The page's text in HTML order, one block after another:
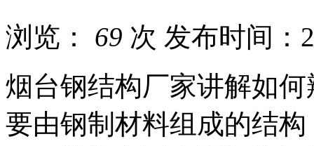
浏览： 69 次 发布时间：
烟台钢结构厂家讲解如
要由钢制材料组成的结